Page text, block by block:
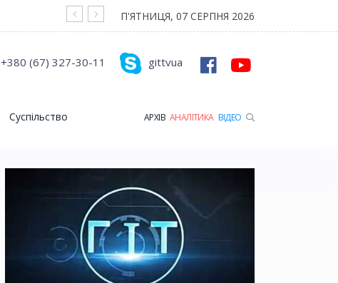
На війні загинув Герой з Рожищенської
П'ЯТНИЦЯ, 07 СЕРПНЯ 2026
gittvua
+380 (67) 327-30-11
Суспільство АРХІВ АНАЛІТИКА ВІДЕО